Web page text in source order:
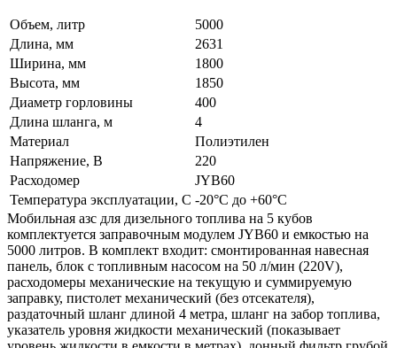
Объем, литр
5000
Длина, мм
2631
Ширина, мм
1800
Высота, мм
1850
Диаметр горловины
400
Длина шланга, м
4
Материал
Полиэтилен
Напряжение, В
220
Расходомер
JYB60
Температура эксплуатации, С -20°C до +60°C
Мобильная азс для дизельного топлива на 5 кубов
комплектуется заправочным модулем JYB60 и емкостью на
5000 литров. В комплект входит: смонтированная навесная
панель, блок с топливным насосом на 50 л/мин (220V),
расходомеры механические на текущую и суммируемую
заправку, пистолет механический (без отсекателя),
раздаточный шланг длиной 4 метра, шланг на забор топлива,
указатель уровня жидкости механический (показывает